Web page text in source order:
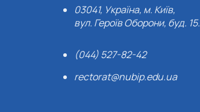
03041, Україна, м. Київ,
вул. Героїв Оборони, буд. 15.
(044) 527-82-42
rectorat@nubip.edu.ua